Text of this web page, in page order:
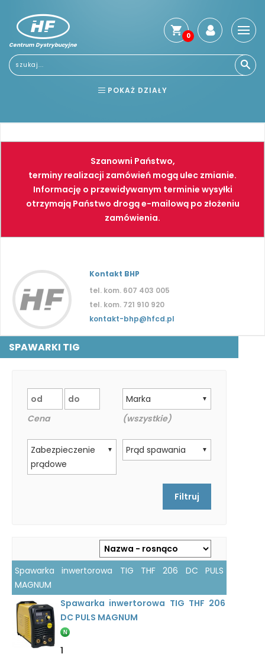
Centrum Dystrybucyjne
0
POKAŻ DZIAŁY
NARZĘDZIA SPAWALNICTWO
FARBY PNEUMATYKA
Szanowni Państwo,
terminy realizacji zamówień mogą ulec zmianie.
Informację o przewidywanym terminie wysyłki
otrzymają Państwo drogą e-mailową po złożeniu
zamówienia.
Kontakt BHP
tel. kom. 607 403 005
tel. kom. 721 910 920
kontakt-bhp@hfcd.pl
SPAWARKI TIG
Cena
▼
Marka
(wszystkie)
▼
Zabezpieczenie
prądowe
▼
Prąd spawania
Spawarka inwertorowa TIG THF 206 DC PULS
MAGNUM
Spawarka inwertorowa TIG THF 206
DC PULS MAGNUM
1